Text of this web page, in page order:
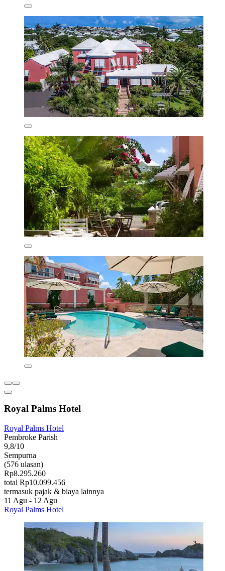
Royal Palms Hotel
Royal Palms Hotel
Pembroke Parish
9,8/10
Sempurna
(576 ulasan)
Rp8.295.260
total Rp10.099.456
termasuk pajak & biaya lainnya
11 Agu - 12 Agu
Royal Palms Hotel